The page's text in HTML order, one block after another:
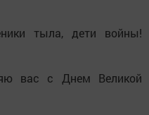
тыла, дети войны!
вас с Днем Великой